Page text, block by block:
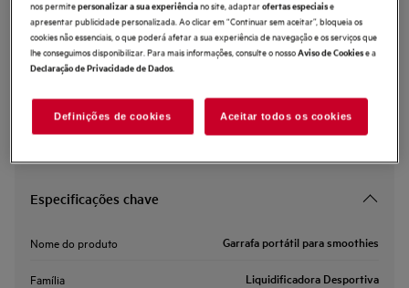
Garrafa portátil para smoothies
0 (0)
Especificações chave
Nome do produto Garrafa portátil para smoothies
Família Liquidificadora Desportiva
nos permitepersonalizar a sua experiênciano site, adaptarofertas especiaise
apresentar publicidade personalizada. Ao clicar em “Continuar sem aceitar”, bloqueia os
cookies não essenciais, o que poderá afetar a sua experiência de navegação e os serviços que
lhe conseguimos disponibilizar. Para mais informações, consulte o nossoAviso de Cookiese a
Declaração de Privacidade de Dados
Definições de cookies Aceitar todos os cookies